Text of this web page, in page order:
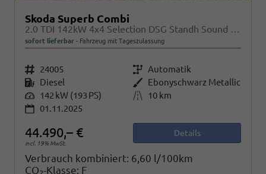
Skoda Superb Combi
2.0 TDI 142kW 4x4 Selection DSG Standh Sound AHK 360 Head Up Pano
sofort lieferbar Fahrzeug mit Tageszulassung
Fahrzeugnr. 24005 Getriebe Automatik
Kraftstoff Diesel Außenfarbe Ebonyschwarz Metallic
Leistung 142 kW (193 PS) Kilometerstand
10 km
01.11.2025
44.490,– €
incl. 19% MwSt.
Details
Verbrauch kombiniert: 6,60 l/100km
CO -Klasse: F